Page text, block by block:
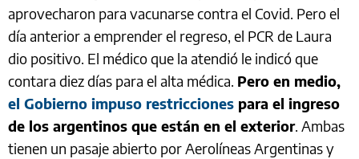
aprovecharon para vacunarse contra el Covid. Pero el
día anterior a emprender el regreso, el PCR de Laura
dio positivo. El médico que la atendió le indicó que
contara diez días para el alta médica. Pero en medio,
el Gobierno impuso restricciones para el ingreso
de los argentinos que están en el exterior. Ambas
tienen un pasaje abierto por Aerolíneas Argentinas y